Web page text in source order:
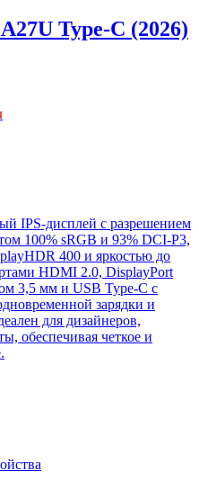
Type-C (2026)
IPS-дисплей с разрешением
100% sRGB и 93% DCI-P3,
400 и яркостью до
HDMI 2.0, DisplayPort
3,5 мм и USB Type-C с
зарядки и
для дизайнеров,
обеспечивая четкое и